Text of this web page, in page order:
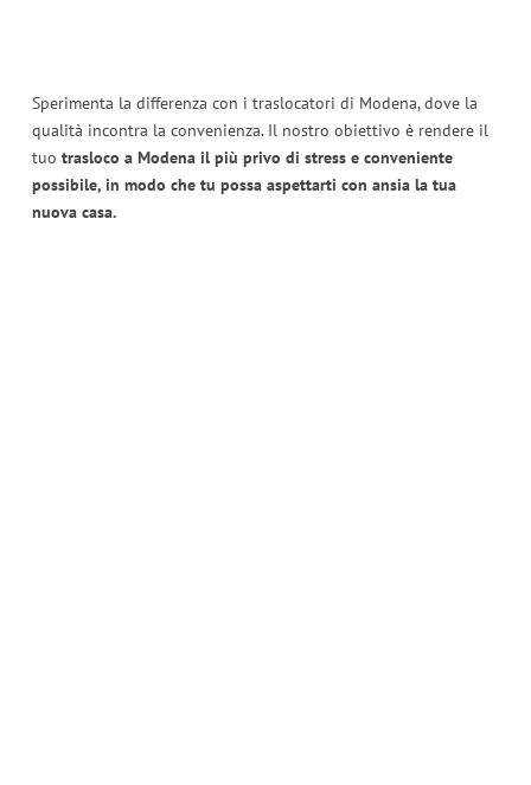
Sperimenta la differenza con i traslocatori di Modena, dove la
qualità incontra la convenienza. Il nostro obiettivo è rendere il
tuo trasloco a Modena il più privo di stress e conveniente
possibile, in modo che tu possa aspettarti con ansia la tua
nuova casa.